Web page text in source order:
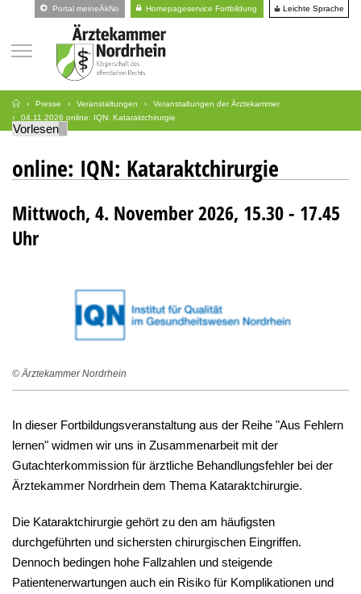
Portal meineÄkNo Homepageservice Fortbildung Leichte Sprache
Presse Veranstaltungen
Veranstaltungen der Ärztekammer
04.11.2026 online: IQN: Kataraktchirurgie
Vorlesen
online: IQN: Kataraktchirurgie
Mittwoch, 4. November 2026, 15.30 - 17.45
Uhr
© Ärztekammer Nordrhein
In dieser Fortbildungsveranstaltung aus der Reihe "Aus Fehlern
lernen" widmen wir uns in Zusammenarbeit mit der
Gutachterkommission für ärztliche Behandlungsfehler bei der
Ärztekammer Nordrhein dem Thema Kataraktchirurgie.
Die Kataraktchirurgie gehört zu den am häufigsten
durchgeführten und sichersten chirurgischen Eingriffen.
Dennoch bedingen hohe Fallzahlen und steigende
Patientenerwartungen auch ein Risiko für Komplikationen und